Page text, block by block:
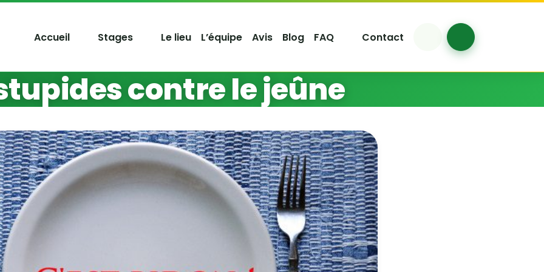
Accueil Stages Le lieu L’équipe Avis Blog FAQ Contact
Account
Cart
contre le jeûne
stupides contre le jeûne